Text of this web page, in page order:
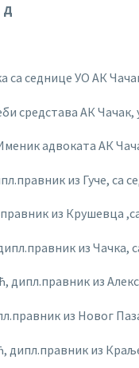
са седнице УО АК
средстава АК Чачак,
адвоката АК
из Гуче, са
из Крушевца
из
дипл.правник из
из Новог
дипл.правник из